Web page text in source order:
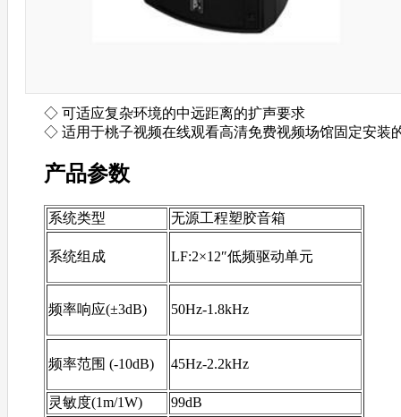
◇ 可适应复杂环境的中远距离的扩声要求
◇ 适用于桃子视频在线观看高清免费视频场馆固定安装
产品参数
系统类型 无源工程塑胶音箱
系统组成 LF:2×12″低频驱动单元
频率响应(±3dB) 50Hz-1.8kHz
频率范围 (-10dB) 45Hz-2.2kHz
灵敏度(1m/1W)
99dB